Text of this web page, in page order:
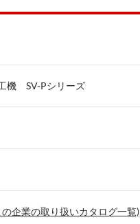
機 SV-Pシリーズ
の企業の取り扱いカタログ一覧)